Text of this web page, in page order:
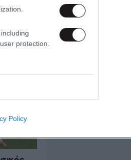
protection.
Policy
ΑΡΘΡΑ